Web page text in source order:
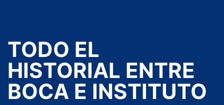
TODO EL
HISTORIAL ENTRE
BOCA E INSTITUTO